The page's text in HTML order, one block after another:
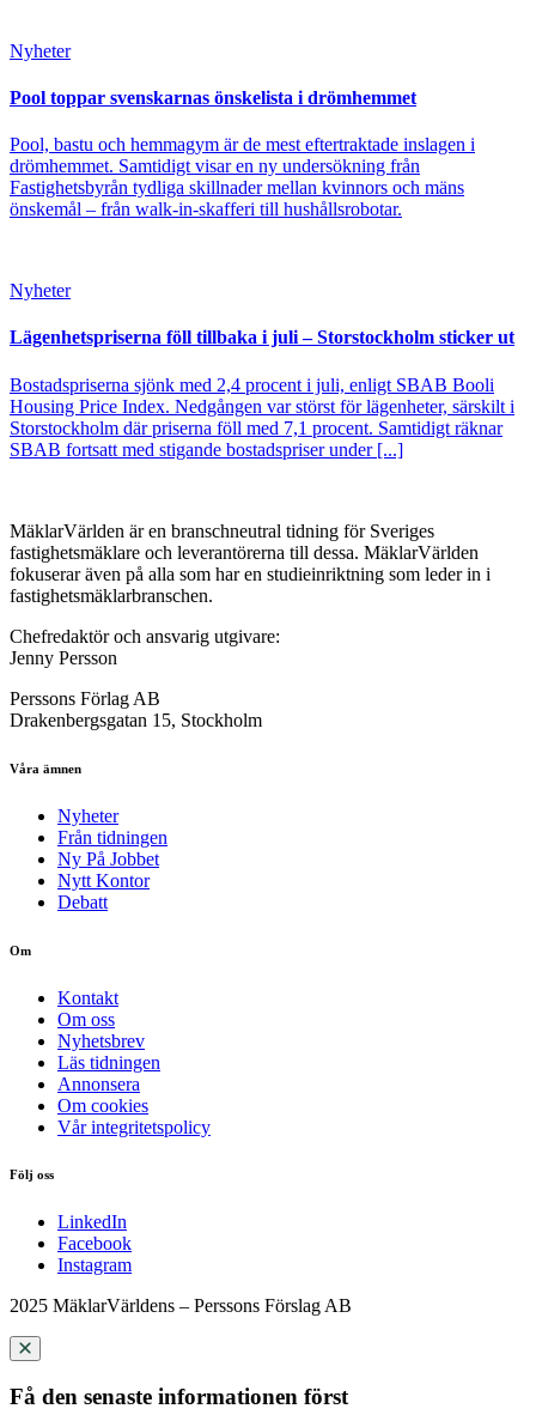
Nyheter
Pool toppar svenskarnas önskelista i drömhemmet
Pool, bastu och hemmagym är de mest eftertraktade inslagen i
drömhemmet. Samtidigt visar en ny undersökning från
Fastighetsbyrån tydliga skillnader mellan kvinnors och mäns
önskemål – från walk-in-skafferi till hushållsrobotar.
Nyheter
Lägenhetspriserna föll tillbaka i juli – Storstockholm sticker ut
Bostadspriserna sjönk med 2,4 procent i juli, enligt SBAB Booli
Housing Price Index. Nedgången var störst för lägenheter, särskilt i
Storstockholm där priserna föll med 7,1 procent. Samtidigt räknar
SBAB fortsatt med stigande bostadspriser under [...]
MäklarVärlden är en branschneutral tidning för Sveriges
fastighetsmäklare och leverantörerna till dessa. MäklarVärlden
fokuserar även på alla som har en studieinriktning som leder in i
fastighetsmäklarbranschen.
Chefredaktör och ansvarig utgivare:
Jenny Persson
Perssons Förlag AB
Drakenbergsgatan 15, Stockholm
Våra ämnen
Nyheter
Från tidningen
Ny På Jobbet
Nytt Kontor
Debatt
Om
Kontakt
Om oss
Nyhetsbrev
Läs tidningen
Annonsera
Om cookies
Vår integritetspolicy
Följ oss
LinkedIn
Facebook
Instagram
2025 MäklarVärldens – Perssons Förslag AB
Få den senaste informationen först